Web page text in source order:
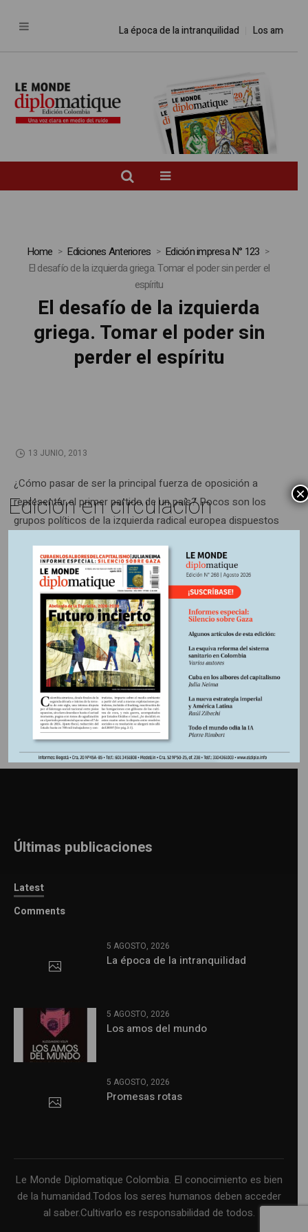
La época de la intranquilidad Los amos
Home Ediciones Anteriores
Edición impresa N° 123
El desafío de la izquierda griega. Tomar el poder sin perder el
espíritu
El desafío de la izquierda
griega. Tomar el poder sin
perder el espíritu
13 JUNIO, 2013
¿Cómo pasar de ser la principal fuerza de oposición a
representar el primer partido de un país? Pocos son los
grupos políticos de la izquierda radical europea dispuestos
Sin embargo, uno que sí la asume es Syriza, en Grecia, a las
puertas del poder tras los resultados de las elecciones de
primavera del 2012.
Información adicional
Últimas publicaciones
Latest
Comments
5 AGOSTO, 2026
La época de la intranquilidad
5 AGOSTO, 2026
Los amos del mundo
5 AGOSTO, 2026
Promesas rotas
Le Monde Diplomatique Colombia. El conocimiento es bien
de la humanidad.Todos los seres humanos deben acceder
al saber.Cultivarlo es responsabilidad de todos.
Edición en circulación ×